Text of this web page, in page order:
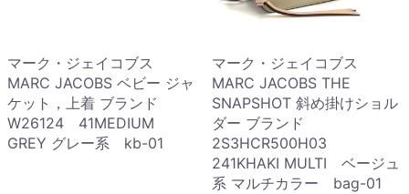
マーク・ジェイコブス
MARC JACOBS ベビー ジャ
ケット，上着 ブランド
W26124 41MEDIUM
GREY グレー系 kb-01
マーク・ジェイコブス
MARC JACOBS THE
SNAPSHOT 斜め掛けショル
ダー ブランド
2S3HCR500H03
241KHAKI MULTI ベージュ
系 マルチカラー bag-01